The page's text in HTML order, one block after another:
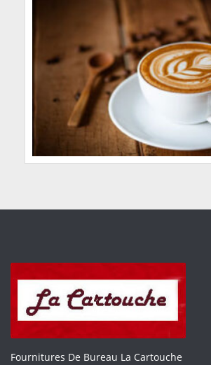
Fournitures De Bureau La Cartouche